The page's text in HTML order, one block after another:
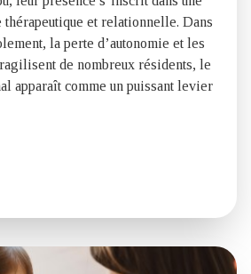
et relationnelle. Dans
la perte d’autonomie et les
de nombreux résidents, le
apparaît comme un puissant levier